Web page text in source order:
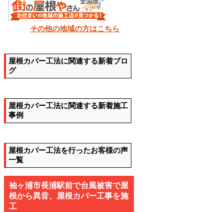
その他の地域の方はこちら
屋根カバー工法に関連する新着ブロ
グ
屋根カバー工法に関連する新着施工
事例
屋根カバー工法を行ったお客様の声
一覧
袖ヶ浦市長浦駅前で台風被害で屋
根から異音、屋根カバー工事を施
工